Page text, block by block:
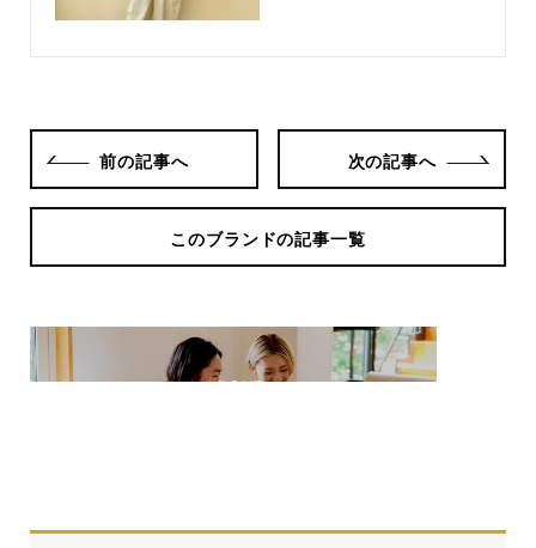
前の記事へ 次の記事へ
このブランドの記事一覧